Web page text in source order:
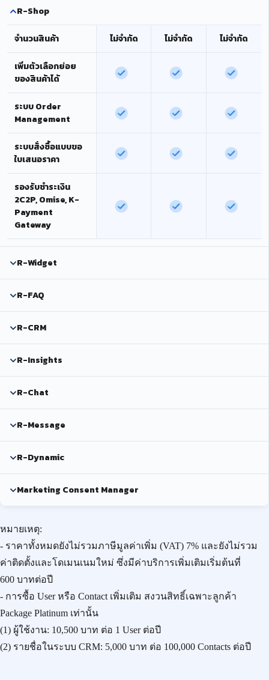
R-Shop
จำนวนสินค้า ไม่จำกัด ไม่จำกัด ไม่จำกัด
เพิ่มตัวเลือกย่อย
ของสินค้าได้
ระบบ Order
Management
ระบบสั่งซื้อแบบขอ
ใบเสนอราคา
รองรับชำระเงิน
2C2P, Omise, K-
Payment
Gateway
R-Widget
R-FAQ
R-CRM
R-Insights
R-Chat
R-Message
R-Dynamic
Marketing Consent Manager
หมายเหตุ:
- ราคาทั้งหมดยังไม่รวมภาษีมูลค่าเพิ่ม (VAT) 7% และยังไม่รวม
ค่าติดตั้งและโดเมนเนมใหม่ ซึ่งมีค่าบริการเพิ่มเติมเริ่มต้นที่
600 บาทต่อปี
- การซื้อ User หรือ Contact เพิ่มเติม สงวนสิทธิ์เฉพาะลูกค้า
Package Platinum เท่านั้น
(1) ผู้ใช้งาน: 10,500 บาท ต่อ 1 User ต่อปี
(2) รายชื่อในระบบ CRM: 5,000 บาท ต่อ 100,000 Contacts ต่อปี